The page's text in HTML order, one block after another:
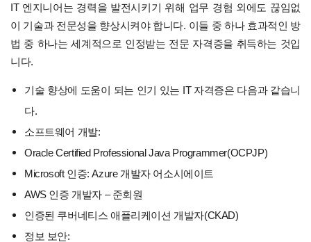
IT 엔지니어는 경력을 발전시키기 위해 업무 경험 외에도 끊임없
이 기술과 전문성을 향상시켜야 합니다. 이들 중 하나 효과적인 방
법 중 하나는 세계적으로 인정받는 전문 자격증을 취득하는 것입
니다.
기술 향상에 도움이 되는 인기 있는 IT 자격증은 다음과 같습니
다.
소프트웨어 개발:
Oracle Certified Professional Java Programmer(OCPJP)
Microsoft 인증: Azure 개발자 어소시에이트
AWS 인증 개발자 – 준회원
인증된 쿠버네티스 애플리케이션 개발자(CKAD)
정보 보안: